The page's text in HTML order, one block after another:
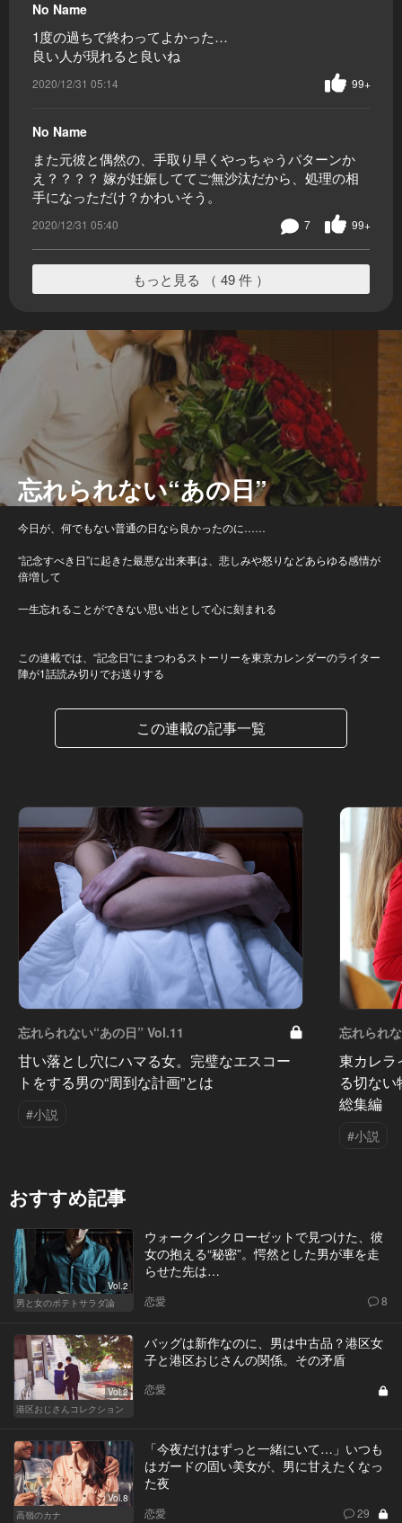
No Name
1度の過ちで終わってよかった…
良い人が現れると良いね
2020/12/31 05:14 99+
No Name
また元彼と偶然の、手取り早くやっちゃうパターンか
え？？？？ 嫁が妊娠しててご無沙汰だから、処理の相
手になっただけ？かわいそう。
2020/12/31 05:40 99+
7
もっと見る （ 49 件 ）
忘れられない“あの日”
今日が、何でもない普通の日なら良かったのに……
“記念すべき日”に起きた最悪な出来事は、悲しみや怒りなどあらゆる感情が
倍増して
一生忘れることができない思い出として心に刻まれる
この連載では、“記念日”にまつわるストーリーを東京カレンダーのライター
陣が1話読み切りでお送りする
この連載の記事一覧
忘れられない“あの日” Vol.11
甘い落とし穴にハマる女。完璧なエスコー
トをする男の“周到な計画”とは
#小説
忘れられ
東カレラ
る切ない
総集編
#小説
おすすめ記事
Vol.2
男と女のポテトサラダ論
ウォークインクローゼットで見つけた、彼
女の抱える“秘密”。愕然とした男が車を走
らせた先は…
恋愛 8
Vol.2
港区おじさんコレクション
バッグは新作なのに、男は中古品？港区女
子と港区おじさんの関係。その矛盾
恋愛
Vol.8
高嶺のカナ
「今夜だけはずっと一緒にいて…」いつも
はガードの固い美女が、男に甘えたくなっ
た夜
恋愛 29